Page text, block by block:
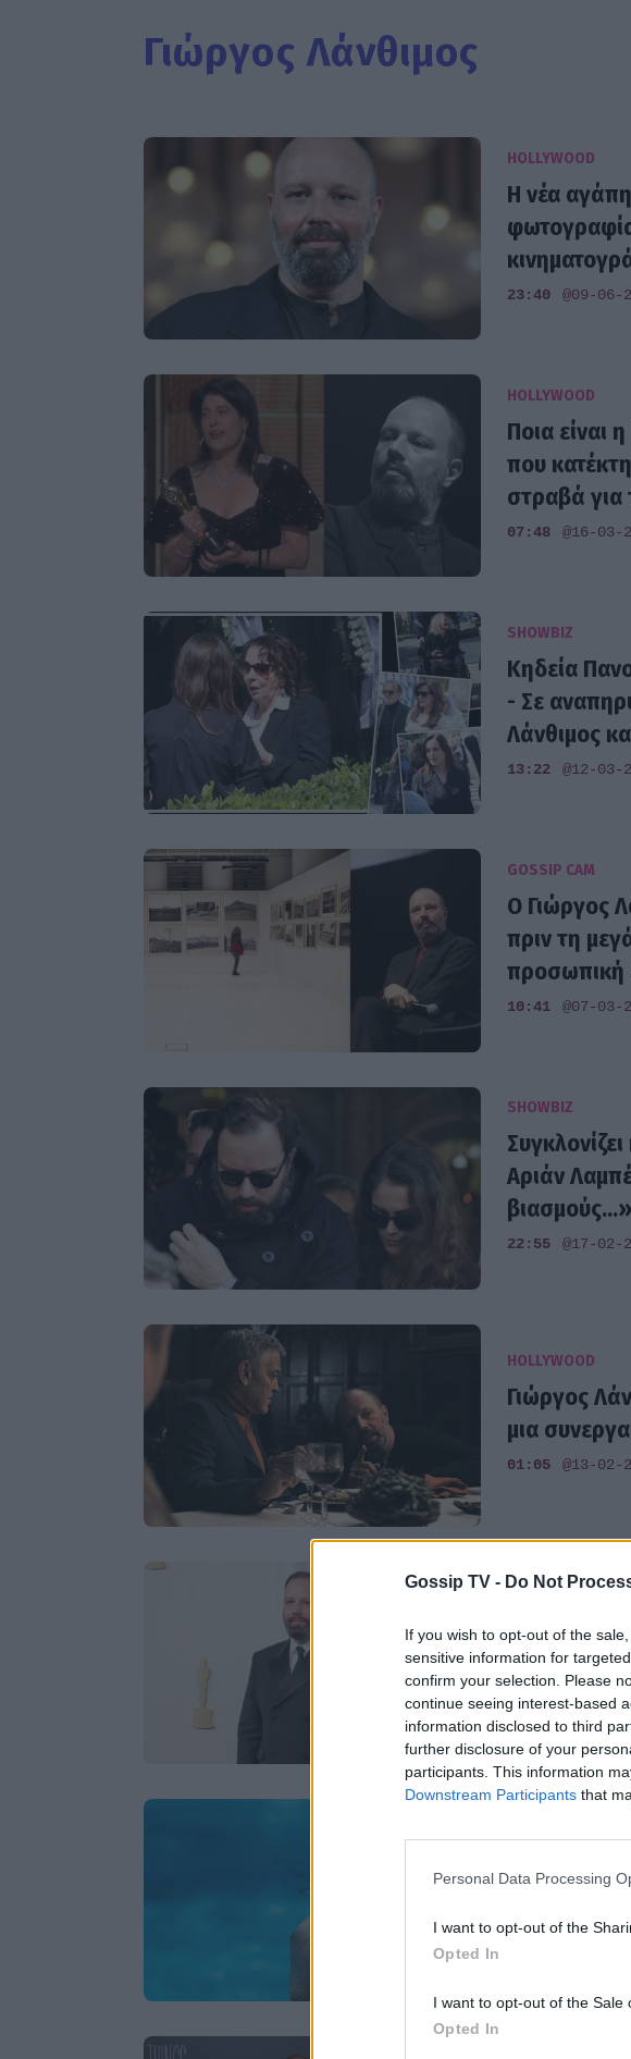
Gossip TV - Do Not
If you wish to opt-out of the
sensitive information for
confirm your selection. Please
continue seeing interest-based
information disclosed to third
further disclosure of your
participants. This information
Downstream Participants that
Personal Data Processing
I want to opt-out of the
Opted In
I want to opt-out of the Sale
Opted In
Γιώργος Λάνθιμος
HOLLYWOOD
Η νέα
23:40 @09-06-
HOLLYWOOD
Ποια είναι
που
στραβά για
07:48 @16-03-
SHOWBIZ
Κηδεία
- Σε
Λάνθιμος
13:22 @12-03-
GOSSIP CAM
Ο Γιώργος
πριν τη
προσωπική
10:41 @07-03-
SHOWBIZ
Αριάν
22:55 @17-02-
HOLLYWOOD
Γιώργος
μια
01:05 @13-02-
Μετά τα
εγχείρημα
02:59 @03-02-
Γιώργου
προβολή -